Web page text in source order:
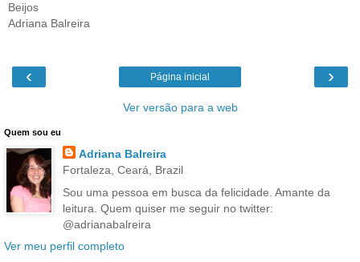
Beijos
Adriana Balreira
‹ ›
Página inicial
Ver versão para a web
Quem sou eu
Adriana Balreira
Fortaleza, Ceará, Brazil
Sou uma pessoa em busca da felicidade. Amante da
leitura. Quem quiser me seguir no twitter:
@adrianabalreira
Ver meu perfil completo